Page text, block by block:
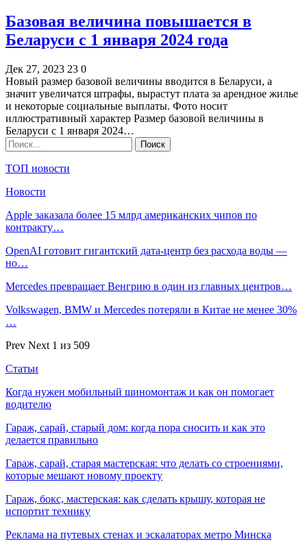
Базовая величина повышается в
Беларуси с 1 января 2024 года
Дек 27, 2023 23 0
Новый размер базовой величины вводится в Беларуси, а
значит увеличатся штрафы, вырастут плата за арендное жилье
и некоторые социальные выплаты. Фото носит
иллюстративный характер Размер базовой величины в
Беларуси с 1 января 2024…
ТОП новости
Новости
Apple заказала более 15 млрд американских чипов по
контракту…
OpenAI готовит гигантский дата-центр без расхода воды —
но…
Mercedes превращает Венгрию в один из главных центров…
Volkswagen, BMW и Mercedes потеряли в Китае не менее 30%
…
Prev Next 1 из 509
Статьи
Когда нужен мобильный шиномонтаж и как он помогает
водителю
Гараж, сарай, старый дом: когда пора сносить и как это
делается правильно
Гараж, сарай, старая мастерская: что делать со строениями,
которые мешают новому проекту
Гараж, бокс, мастерская: как сделать крышу, которая не
испортит технику
Реклама на путевых стенах и эскалаторах метро Минска